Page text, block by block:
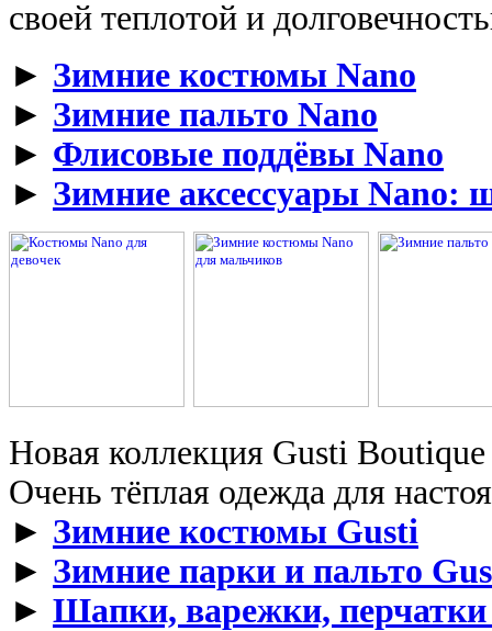
своей теплотой и
► Зимние костюмы Nano
► Зимние пальто Nano
► Флисовые поддёвы Nano
► Зимние аксессуары Nano:
Новая коллекция Gusti
Очень тёплая одежда для
► Зимние костюмы Gusti
► Зимние парки и пальто
► Шапки, варежки,